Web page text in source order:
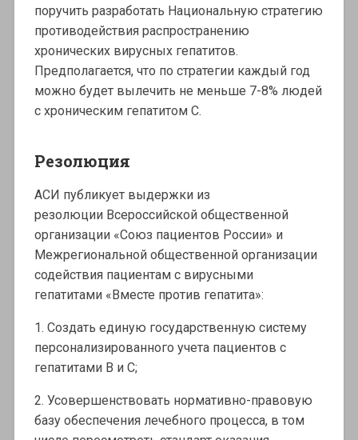
поручить разработать Национальную стратегию
противодействия распространению
хронических вирусных гепатитов.
Предполагается, что по стратегии каждый год
можно будет вылечить не меньше 7-8% людей
с хроническим гепатитом С.
Резолюция
АСИ публикует выдержки из
резолюции Всероссийской общественной
организации «Союз пациентов России» и
Межрегиональной общественной организации
содействия пациентам с вирусными
гепатитами «Вместе против гепатита»:
1. Создать единую государственную систему
персонализированного учета пациентов с
гепатитами В и С;
2. Усовершенствовать нормативно-правовую
базу обеспечения лечебного процесса, в том